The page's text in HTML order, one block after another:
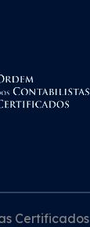
Certificados